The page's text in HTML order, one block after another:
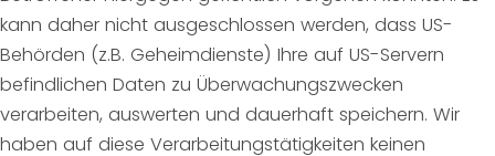
kann daher nicht ausgeschlossen werden, dass US-
Behörden (z.B. Geheimdienste) Ihre auf US-Servern
befindlichen Daten zu Überwachungszwecken
verarbeiten, auswerten und dauerhaft speichern. Wir
haben auf diese Verarbeitungstätigkeiten keinen